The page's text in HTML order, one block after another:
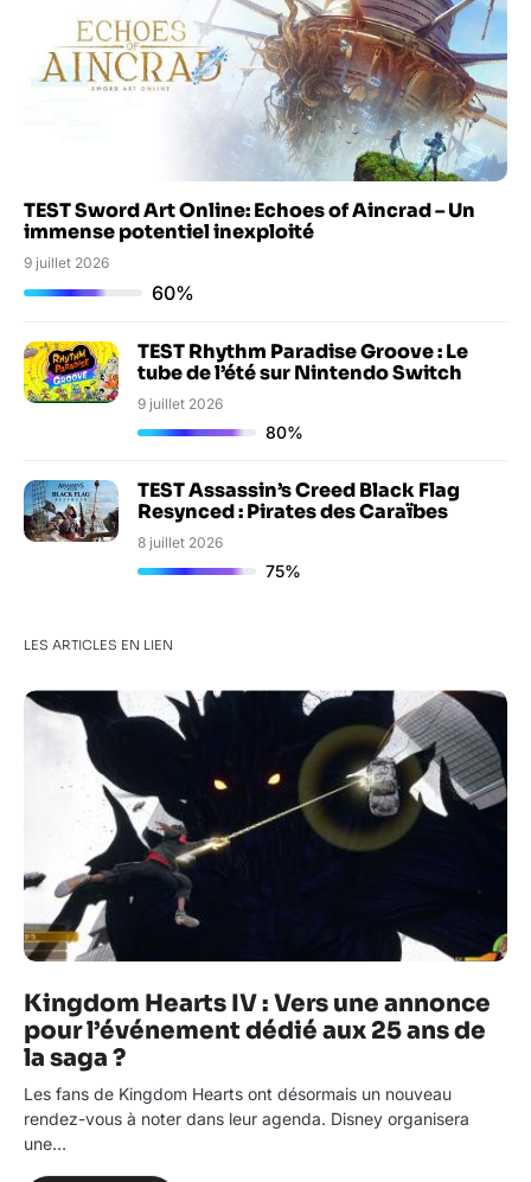
TEST Sword Art Online: Echoes of Aincrad – Un
immense potentiel inexploité
9 juillet 2026
60%
TEST Rhythm Paradise Groove : Le
tube de l’été sur Nintendo Switch
9 juillet 2026
80%
TEST Assassin’s Creed Black Flag
Resynced : Pirates des Caraïbes
8 juillet 2026
75%
LES ARTICLES EN LIEN
Kingdom Hearts IV : Vers une annonce
pour l’événement dédié aux 25 ans de
la saga ?
Les fans de Kingdom Hearts ont désormais un nouveau
rendez-vous à noter dans leur agenda. Disney organisera
une…